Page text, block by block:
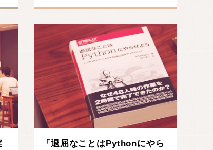
『退屈なことはPythonにやら